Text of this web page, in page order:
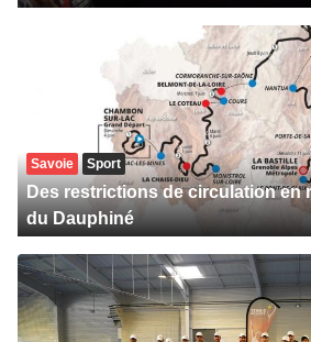
Savoie Sport
Des restrictions de circulation en
du Dauphiné